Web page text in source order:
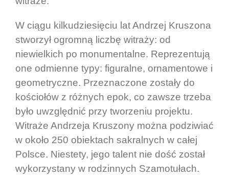
W ciągu kilkudziesięciu lat Andrzej Kruszona
stworzył ogromną liczbę witraży: od
niewielkich po monumentalne. Reprezentują
one odmienne typy: figuralne, ornamentowe i
geometryczne. Przeznaczone zostały do
kościołów z różnych epok, co zawsze trzeba
było uwzględnić przy tworzeniu projektu.
Witraże Andrzeja Kruszony można podziwiać
w około 250 obiektach sakralnych w całej
Polsce. Niestety, jego talent nie dość został
wykorzystany w rodzinnych Szamotułach.